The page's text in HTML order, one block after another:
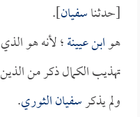
[حدثناسفيان].
هوابن عيينة؛ لأنه هو
تهذيب الكمال ذكر من
ولم يذكرسفيان الثوري.